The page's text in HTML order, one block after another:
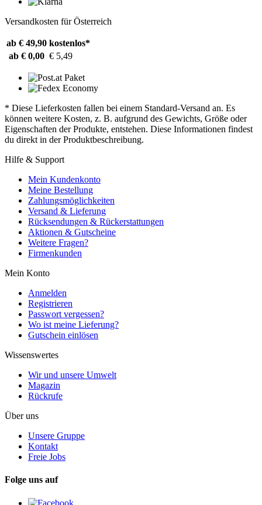
Versandkosten für Österreich
ab € 49,90 kostenlos*
ab € 0,00 € 5,49
* Diese Lieferkosten fallen bei einem Standard-Versand an. Es
können weitere Kosten, z. B. aufgrund des Gewichts, Größe oder
Eigenschaften der Produkte, entstehen. Diese Informationen findest
du direkt in der Produktbeschreibung.
Hilfe & Support
Mein Kundenkonto
Meine Bestellung
Zahlungsmöglichkeiten
Versand & Lieferung
Rücksendungen & Rückerstattungen
Aktionen & Gutscheine
Weitere Fragen?
Firmenkunden
Mein Konto
Anmelden
Registrieren
Passwort vergessen?
Wo ist meine Lieferung?
Gutschein einlösen
Wissenswertes
Wir und unsere Umwelt
Magazin
Rückrufe
Über uns
Unsere Gruppe
Kontakt
Freie Jobs
Folge uns auf